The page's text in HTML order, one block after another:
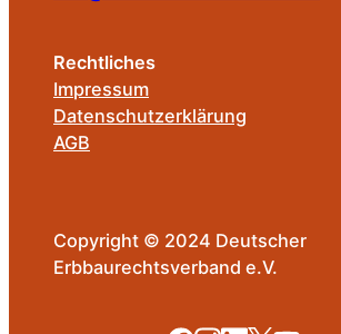
Rechtliches
Impressum
Datenschutzerklärung
AGB
Copyright © 2024 Deutscher
Erbbaurechtsverband e.V.